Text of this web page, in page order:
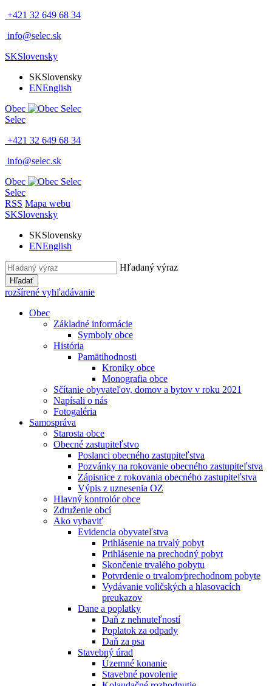
+421 32 649 68 34
info@selec.sk
SKSlovensky
SKSlovensky
ENEnglish
Obec
Selec
+421 32 649 68 34
info@selec.sk
Obec
Selec
RSS Mapa webu
SKSlovensky
SKSlovensky
ENEnglish
Hľadaný výraz
Hľadať
rozšírené vyhľadávanie
Obec
Základné informácie
Symboly obce
História
Pamätihodnosti
Kroniky obce
Monografia obce
Sčítanie obyvateľov, domov a bytov v roku 2021
Napísali o nás
Fotogaléria
Samospráva
Starosta obce
Obecné zastupiteľstvo
Poslanci obecného zastupiteľstva
Pozvánky na rokovanie obecného zastupiteľstva
Zápisnice z rokovania obecného zastupiteľstva
Výpis z uznesenia OZ
Hlavný kontrolór obce
Združenie obcí
Ako vybaviť
Evidencia obyvateľstva
Prihlásenie na trvalý pobyt
Prihlásenie na prechodný pobyt
Skončenie trvalého pobytu
Potvrdenie o trvalom⁄prechodnom pobyte
Vydávanie voličských a hlasovacích
preukazov
Dane a poplatky
Daň z nehnuteľností
Poplatok za odpady
Daň za psa
Stavebný úrad
Územné konanie
Stavebné povolenie